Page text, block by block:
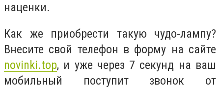
наценки.
Как же приобрести такую чудо-лампу?
Внесите свой телефон в форму на сайте
novinki.top, и уже через 7 секунд на ваш
мобильный поступит звонок от